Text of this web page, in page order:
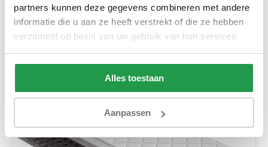
partners kunnen deze gegevens combineren met andere
informatie die u aan ze heeft verstrekt of die ze hebben
verzameld op basis van uw gebruik van hun services.
Alles toestaan
Aanpassen
Bekijken